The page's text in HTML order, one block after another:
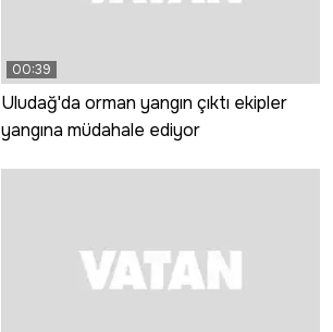
00:39
Uludağ'da orman yangın çıktı ekipler
yangına müdahale ediyor